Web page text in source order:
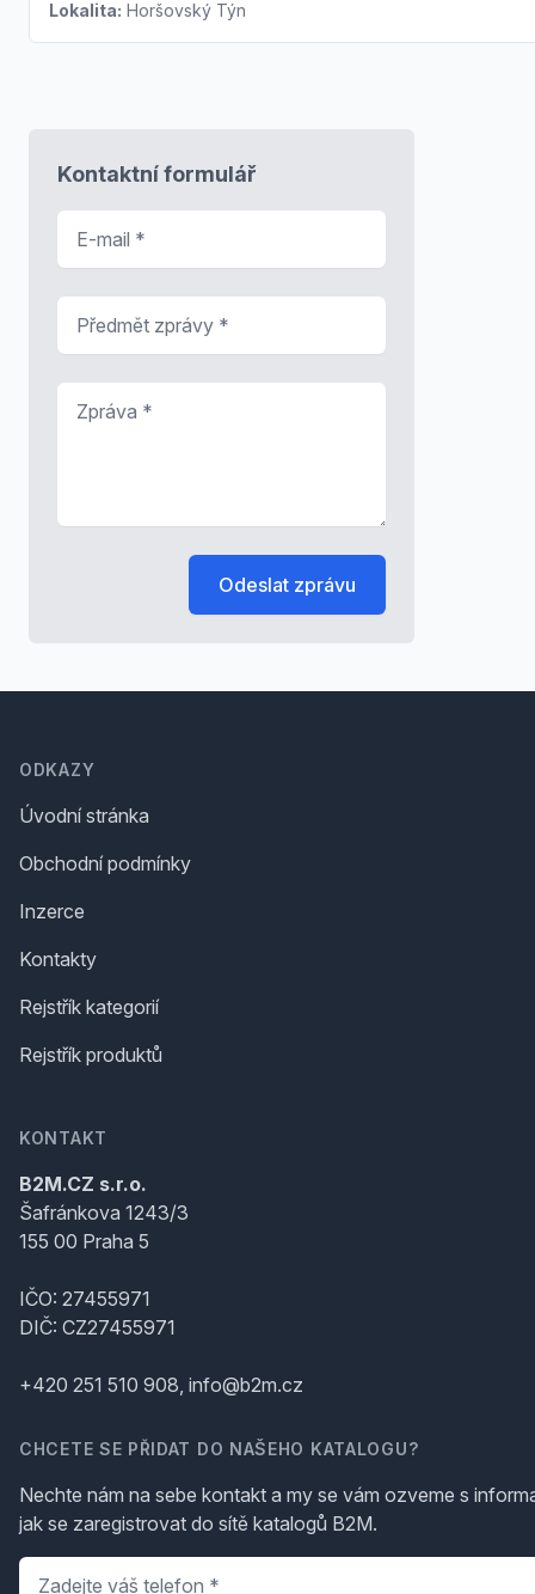
Lokalita: Horšovský Týn
Kontaktní formulář
Odeslat zprávu
ODKAZY
Úvodní stránka
Obchodní podmínky
Inzerce
Kontakty
Rejstřík kategorií
Rejstřík produktů
KONTAKT
B2M.CZ s.r.o.
Šafránkova 1243/3
155 00 Praha 5
IČO: 27455971
DIČ: CZ27455971
+420 251 510 908, info@b2m.cz
CHCETE SE PŘIDAT DO NAŠEHO KATALOGU?
Nechte nám na sebe kontakt a my se vám ozveme s
jak se zaregistrovat do sítě katalogů B2M.
Telefon